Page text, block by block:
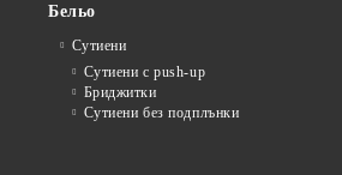
Бельо
Сутиени
Сутиени с push-up
Бриджитки
Сутиени без подплънки